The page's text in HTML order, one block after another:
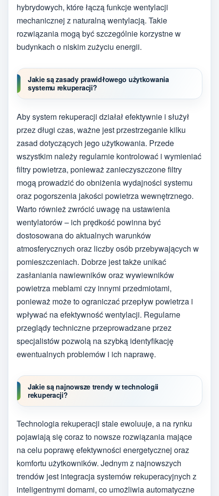
hybrydowych, które łączą funkcje wentylacji
mechanicznej z naturalną wentylacją. Takie
rozwiązania mogą być szczególnie korzystne w
budynkach o niskim zużyciu energii.
Jakie są zasady prawidłowego użytkowania
systemu rekuperacji?
Aby system rekuperacji działał efektywnie i służył
przez długi czas, ważne jest przestrzeganie kilku
zasad dotyczących jego użytkowania. Przede
wszystkim należy regularnie kontrolować i wymieniać
filtry powietrza, ponieważ zanieczyszczone filtry
mogą prowadzić do obniżenia wydajności systemu
oraz pogorszenia jakości powietrza wewnętrznego.
Warto również zwrócić uwagę na ustawienia
wentylatorów – ich prędkość powinna być
dostosowana do aktualnych warunków
atmosferycznych oraz liczby osób przebywających w
pomieszczeniach. Dobrze jest także unikać
zasłaniania nawiewników oraz wywiewników
powietrza meblami czy innymi przedmiotami,
ponieważ może to ograniczać przepływ powietrza i
wpływać na efektywność wentylacji. Regularne
przeglądy techniczne przeprowadzane przez
specjalistów pozwolą na szybką identyfikację
ewentualnych problemów i ich naprawę.
Jakie są najnowsze trendy w technologii
rekuperacji?
Technologia rekuperacji stale ewoluuje, a na rynku
pojawiają się coraz to nowsze rozwiązania mające
na celu poprawę efektywności energetycznej oraz
komfortu użytkowników. Jednym z najnowszych
trendów jest integracja systemów rekuperacyjnych z
inteligentnymi domami, co umożliwia automatyczne